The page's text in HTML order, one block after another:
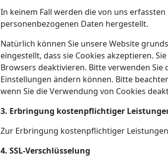
In keinem Fall werden die von uns
personenbezogenen Daten hergestellt.
Natürlich können Sie unsere Website
eingestellt, dass sie Cookies akzeptieren.
Browsers deaktivieren. Bitte verwenden
Einstellungen ändern können. Bitte
wenn Sie die Verwendung von Cookies
3. Erbringung kostenpflichtiger
Zur Erbringung kostenpflichtiger
4. SSL-Verschlüsselung